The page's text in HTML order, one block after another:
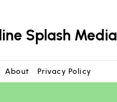
Splash Media
About Privacy Policy